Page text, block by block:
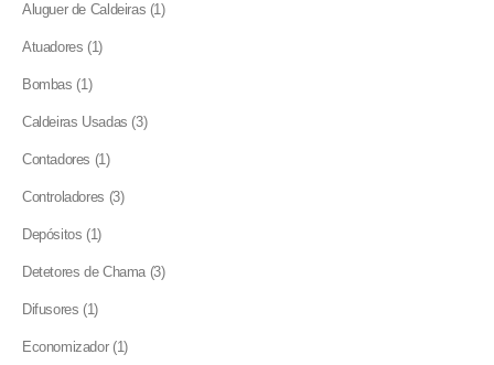
Aluguer de Caldeiras 11
Atuadores 11
Bombas 1 1
Caldeiras Usadas 33
Contadores 1 1
Controladores 33
Depósitos 11
Detetores de Chama 33
Difusores 11
Economizador 11